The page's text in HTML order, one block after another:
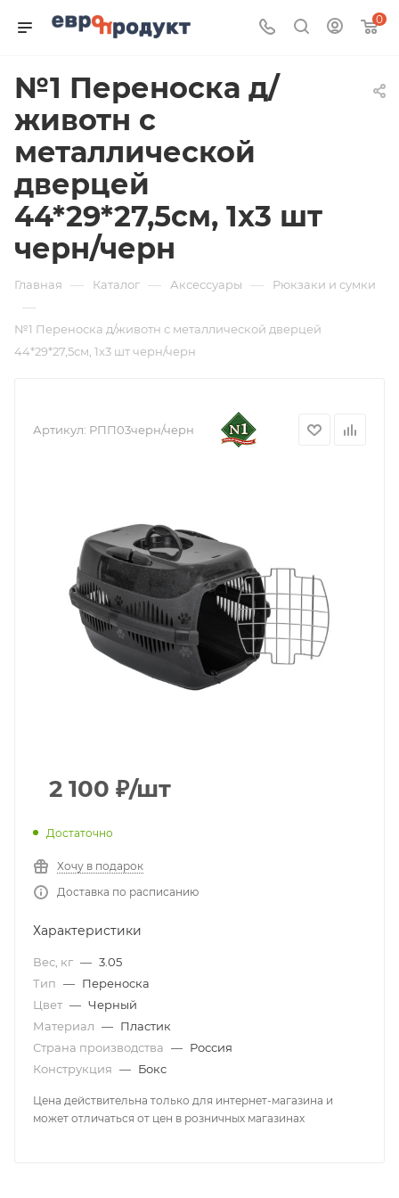
0
№1 Переноска д/
животн с
металлической
дверцей
44*29*27,5см, 1х3 шт
черн/черн
Главная — Каталог — Аксессуары — Рюкзаки и сумки
—
№1 Переноска д/животн с металлической дверцей
44*29*27,5см, 1х3 шт черн/черн
Артикул: РПП03черн/черн
2 100 ₽/шт
Достаточно
Хочу в подарок
Доставка по расписанию
Характеристики
Вес, кг — 3.05
Тип — Переноска
Цвет — Черный
Материал — Пластик
Страна производства — Россия
Конструкция — Бокс
Цена действительна только для интернет-магазина и
может отличаться от цен в розничных магазинах